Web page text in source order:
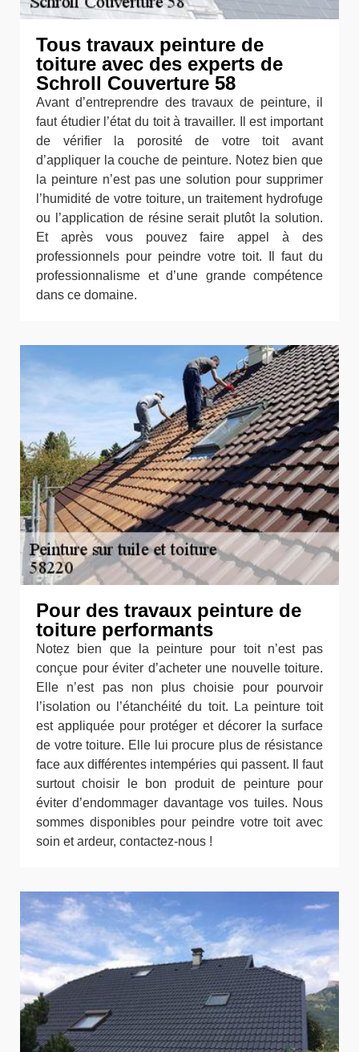
Tous travaux peinture de
toiture avec des experts de
Schroll Couverture 58
Avant d’entreprendre des travaux de peinture, il
faut étudier l’état du toit à travailler. Il est important
de vérifier la porosité de votre toit avant
d’appliquer la couche de peinture. Notez bien que
la peinture n’est pas une solution pour supprimer
l’humidité de votre toiture, un traitement hydrofuge
ou l’application de résine serait plutôt la solution.
Et après vous pouvez faire appel à des
professionnels pour peindre votre toit. Il faut du
professionnalisme et d’une grande compétence
dans ce domaine.
Pour des travaux peinture de
toiture performants
Notez bien que la peinture pour toit n’est pas
conçue pour éviter d’acheter une nouvelle toiture.
Elle n’est pas non plus choisie pour pourvoir
l’isolation ou l’étanchéité du toit. La peinture toit
est appliquée pour protéger et décorer la surface
de votre toiture. Elle lui procure plus de résistance
face aux différentes intempéries qui passent. Il faut
surtout choisir le bon produit de peinture pour
éviter d’endommager davantage vos tuiles. Nous
sommes disponibles pour peindre votre toit avec
soin et ardeur, contactez-nous !